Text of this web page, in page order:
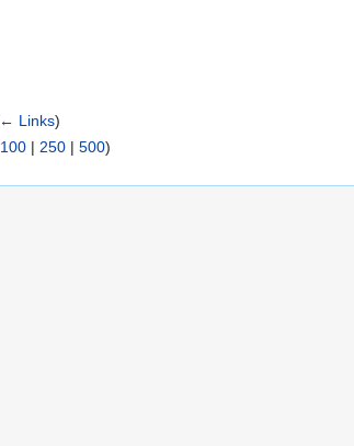
← Links)
100 | 250 | 500)